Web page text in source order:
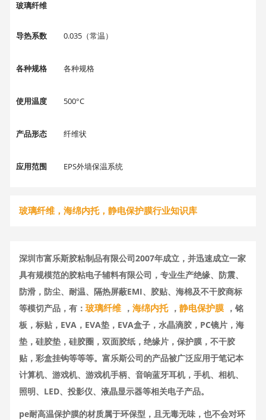
玻璃纤维
导热系数 0.035（常温）
各种规格 各种规格
使用温度 500°C
产品形态 纤维状
应用范围 EPS外墙保温系统
玻璃纤维，海绵内托，静电保护膜行业知识库
深圳市富乐斯胶粘制品有限公司2007年成立，并迅速成立一家
具有规模范的胶粘电子辅料有限公司，专业生产绝缘、防震、
防滑，防尘、耐温、隔热屏蔽EMI、胶贴、海棉及不干胶商标
等模切产品，有：玻璃纤维 ，海绵内托 ，静电保护膜 ，铭
板，标贴，EVA，EVA垫，EVA盒子，水晶滴胶，PC镜片，海
垫，硅胶垫，硅胶圈，双面胶纸，绝缘片，保护膜，不干胶
贴，彩盒挂钩等等等。富乐斯公司的产品被广泛应用于笔记本
计算机、游戏机、游戏机手柄、音响蓝牙耳机，手机、相机、
照明、LED、投影仪、液晶显示器等相关电子产品。
pe耐高温保护膜的材质属于环保型，且无毒无味，也不会对环